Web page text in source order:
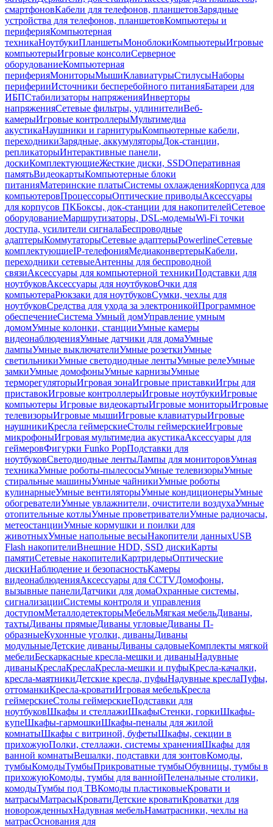
смартфоновКабели для телефонов, планшетовЗарядные
устройства для телефонов, планшетовКомпьютеры и
периферияКомпьютерная
техникаНоутбукиПланшетыМоноблокиКомпьютерыИгровые
компьютерыИгровые консолиСерверное
оборудованиеКомпьютерная
периферияМониторыМышиКлавиатурыСтилусыНаборы
периферииИсточники бесперебойного питанияБатареи для
ИБПСтабилизаторы напряженияИнверторы
напряженияСетевые фильтры, удлинителиВеб-
камерыИгровые контроллерыМультимедиа
акустикаНаушники и гарнитурыКомпьютерные кабели,
переходникиЗарядные, аккумуляторыДок-станции,
репликаторыИнтерактивные панели,
доскиКомплектующиеЖесткие диски, SSDОперативная
памятьВидеокартыКомпьютерные блоки
питанияМатеринские платыСистемы охлажденияКорпуса для
компьютеровПроцессорыОптические приводыАксессуары
для корпусов ПКБоксы, док-станции для накопителейСетевое
оборудованиеМаршрутизаторы, DSL-модемыWi-Fi точки
доступа, усилители сигналаБеспроводные
адаптерыКоммутаторыСетевые адаптерыPowerlineСетевые
комплектующиеIP-телефонияМедиаконвертерыКабели,
переходники сетевыеАнтенны для беспроводной
связиАксессуары для компьютерной техникиПодставки для
ноутбуковАксессуары для ноутбуковОчки для
компьютераРюкзаки для ноутбуковСумки, чехлы для
ноутбуковСредства для ухода за электроникойПрограммное
обеспечениеСистема Умный домУправление умным
домомУмные колонки, станцииУмные камеры
видеонаблюденияУмные датчики для домаУмные
лампыУмные выключателиУмные розеткиУмные
светильникиУмные светодиодные лентыУмные релеУмные
замкиУмные домофоныУмные карнизыУмные
терморегуляторыИгровая зонаИгровые приставкиИгры для
приставокИгровые контроллерыИгровые ноутбукиИгровые
компьютеры Игровые видеокартыИгровые мониторыИгровые
телевизорыИгровые мышиИгровые клавиатурыИгровые
наушникиКресла геймерскиеСтолы геймерскиеИгровые
микрофоныИгровая мультимедиа акустикаАксессуары для
геймеровФигурки Funko PopПодставки для
ноутбуковСветодиодные лентыЛампы для мониторовУмная
техникаУмные роботы-пылесосыУмные телевизорыУмные
стиральные машиныУмные чайникиУмные роботы
кулинарныеУмные вентиляторыУмные кондиционерыУмные
обогревателиУмные увлажнители, очистители воздухаУмные
отопительные котлыУмные проветривателиУмные радиочасы,
метеостанцииУмные кормушки и поилки для
животныхУмные напольные весыНакопители данныхUSB
Flash накопителиВнешние HDD, SSD дискиКарты
памятиСетевые накопителиКартридерыОптические
дискиНаблюдение и безопасностьКамеры
видеонаблюденияАксессуары для CCTVДомофоны,
вызывные панелиДатчики для домаОхранные системы,
сигнализацииСистемы контроля и управления
доступомМеталлодетекторыМебельМягкая мебельДиваны,
тахтыДиваны прямыеДиваны угловыеДиваны П-
образныеКухонные уголки, диваныДиваны
модульныеДетские диваныДиваны садовыеКомплекты мягкой
мебелиБескаркасные кресла-мешки и диваныНадувные
диваныКреслаКреслаКресла-мешки и пуфыКресла-качалки,
кресла-маятникиДетские кресла, пуфыНадувные креслаПуфы,
оттоманкиКресла-кроватиИгровая мебельКресла
геймерскиеСтолы геймерскиеПодставки для
ноутбуковШкафы и стеллажиШкафыСтенки, горкиШкафы-
купеШкафы-гармошкиШкафы-пеналы для жилой
комнатыШкафы с витриной, буфетыШкафы, секции в
прихожуюПолки, стеллажи, системы храненияШкафы для
ванной комнатыВешалки, подставки для зонтовКомоды,
тумбыКомодыТумбыПрикроватные тумбыОбувницы, тумбы в
прихожуюКомоды, тумбы для ваннойПеленальные столики,
комодыТумбы под ТВКомоды пластиковыеКровати и
матрасыМатрасыКроватиДетские кроватиКроватки для
новорожденныхНадувная мебельНаматрасники, чехлы на
матрасОснования для